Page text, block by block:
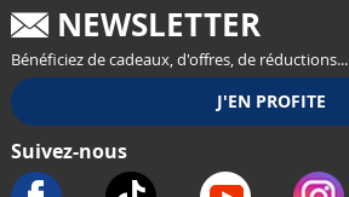
NEWSLETTER
Bénéficiez de cadeaux, d'offres, de réductions...
Suivez-nous